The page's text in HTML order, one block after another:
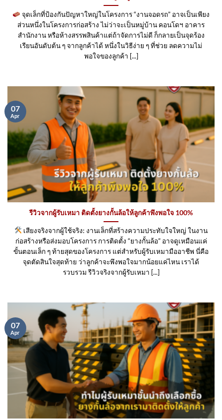
จุดเล็กที่ป้องกันปัญหาใหญ่ในโครงการ “งานจอดรถ” อาจเป็นเพียง
ส่วนหนึ่งในโครงการก่อสร้าง ไม่ว่าจะเป็นหมู่บ้าน คอนโดฯ อาคาร
สำนักงาน หรือห้างสรรพสินค้าแต่ถ้าจัดการไม่ดี ก็กลายเป็นจุดร้อง
เรียนอันดับต้น ๆ จากลูกค้าได้ หนึ่งในวิธีง่าย ๆ ที่ช่วย ลดความไม่
พอใจของลูกค้า [...]
รีวิวจากผู้รับเหมา ติดตั้งยางกั้นล้อให้ลูกค้าพึงพอใจ 100%
เสียงจริงจากผู้ใช้จริง: งานเล็กที่สร้างความประทับใจใหญ่ ในงาน
ก่อสร้างหรือส่งมอบโครงการ การติดตั้ง “ยางกั้นล้อ” อาจดูเหมือนแค่
ขั้นตอนเล็ก ๆ ท้ายสุดของโครงการ แต่สำหรับผู้รับเหมามืออาชีพ นี่คือ
จุดตัดสินใจสุดท้าย ว่าลูกค้าจะพึงพอใจมากน้อยแค่ไหน เราได้
รวบรวม รีวิวจริงจากผู้รับเหมา [...]
07
Apr
07
Apr